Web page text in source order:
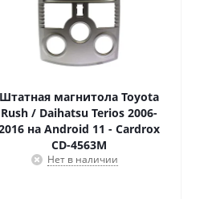
Штатная магнитола Toyota
Rush / Daihatsu Terios 2006-
на Android 11 - Cardrox
CD-4563M
Нет в наличии